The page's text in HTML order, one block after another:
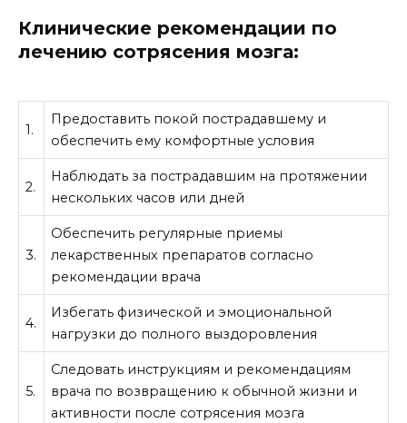
Клинические рекомендации по
лечению сотрясения мозга:
1.
Предоставить покой пострадавшему и
обеспечить ему комфортные условия
2.
Наблюдать за пострадавшим на протяжении
нескольких часов или дней
3.
Обеспечить регулярные приемы
лекарственных препаратов согласно
рекомендации врача
4.
Избегать физической и эмоциональной
нагрузки до полного выздоровления
5.
Следовать инструкциям и рекомендациям
врача по возвращению к обычной жизни и
активности после сотрясения мозга